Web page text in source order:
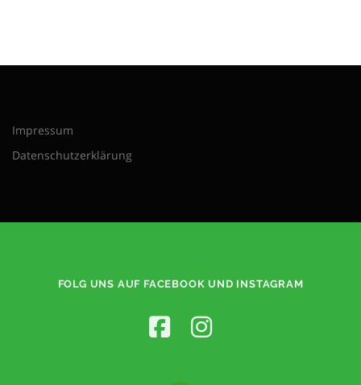
Impressum
Datenschutzerklärung
FOLG UNS AUF FACEBOOK UND INSTAGRAM